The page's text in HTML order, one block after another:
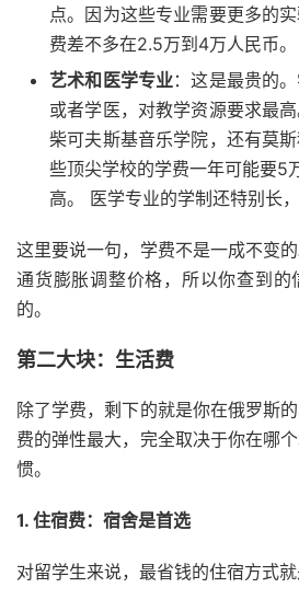
点。因为这些专业需要更多的
费差不多在2.5万到4万人民币。
艺术和医学专业：这是最贵的
或者学医，对教学资源要求最高
柴可夫斯基音乐学院，还有莫
些顶尖学校的学费一年可能要5
高。 医学专业的学制还特别长
这里要说一句，学费不是一成不变
通货膨胀调整价格，所以你查到的
的。
第二大块：生活费
除了学费，剩下的就是你在俄罗斯
费的弹性最大，完全取决于你在哪
惯。
1. 住宿费：宿舍是首选
对留学生来说，最省钱的住宿方式就